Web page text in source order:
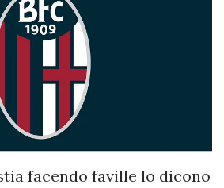
facendo faville lo dicono